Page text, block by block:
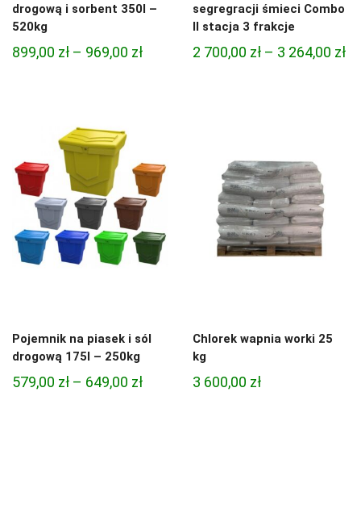
drogową i sorbent 350l –
520kg
899,00 zł – 969,00 złZakres
969,00 zł
segregracji śmieci Combo
II stacja 3 frakcje
2 700,00 zł – 3 264,00 zł
Pojemnik na piasek i sól
drogową 175l – 250kg
579,00 zł – 649,00 złZakres
Chlorek wapnia worki 25
kg
3 600,00 zł